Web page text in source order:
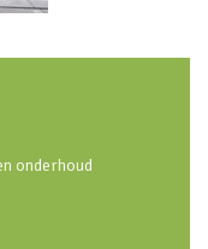
onderhoud